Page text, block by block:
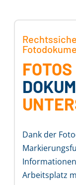
FOTOS
Dank der
Arbeitsplatz